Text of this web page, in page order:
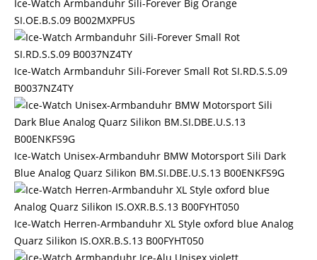
Ice-Watch Armbanduhr Sili-Forever Big Orange
SI.OE.B.S.09 B002MXPFUS
Ice-Watch Armbanduhr Sili-Forever Small Rot SI.RD.S.S.09
B0037NZ4TY
Ice-Watch Unisex-Armbanduhr BMW Motorsport Sili Dark
Blue Analog Quarz Silikon BM.SI.DBE.U.S.13 B00ENKFS9G
Ice-Watch Herren-Armbanduhr XL Style oxford blue Analog
Quarz Silikon IS.OXR.B.S.13 B00FYHT050